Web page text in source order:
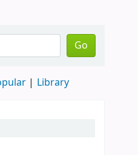
Go
Library